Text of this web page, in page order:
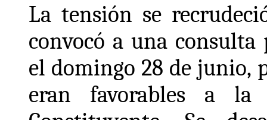
La tensión se
convocó a una
el domingo 28 de junio,
eran favorables a la